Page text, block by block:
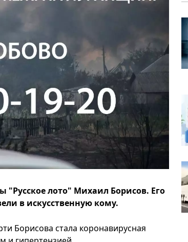
лото" Михаил Борисов. Его
в искусственную кому.
Борисова стала коронавирусная